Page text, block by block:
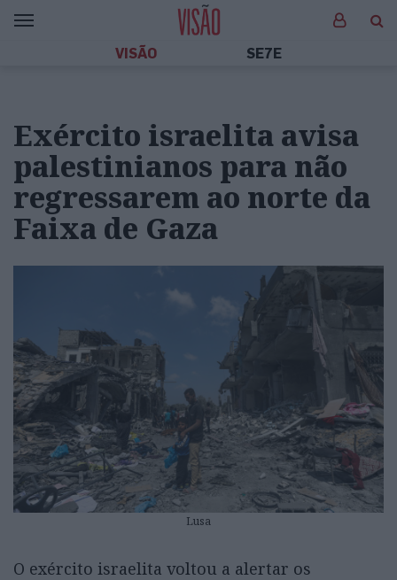
VISÃO SE7E
Exército israelita avisa
palestinianos para não
regressarem ao norte da
Faixa de Gaza
Lusa
O exército israelita voltou a alertar os